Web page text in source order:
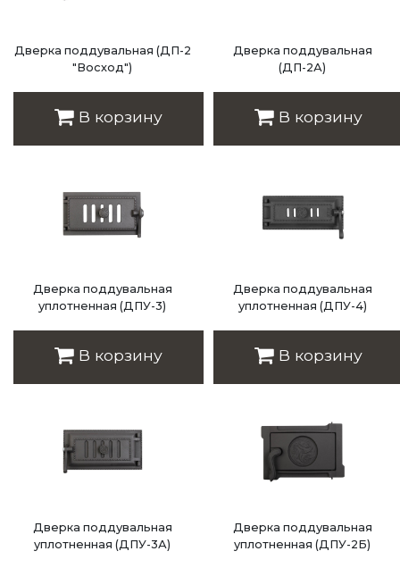
Дверка поддувальная (ДП-2
"Восход")
В корзину
Дверка поддувальная
(ДП-2А)
В корзину
Дверка поддувальная
уплотненная (ДПУ-3)
В корзину
Дверка поддувальная
уплотненная (ДПУ-4)
В корзину
Дверка поддувальная
уплотненная (ДПУ-3А)
Дверка поддувальная
уплотненная (ДПУ-2Б)